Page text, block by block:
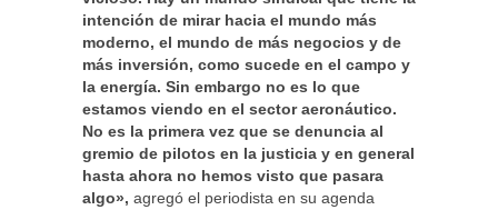
intención de mirar hacia el mundo más
moderno, el mundo de más negocios y de
más inversión, como sucede en el campo y
la energía. Sin embargo no es lo que
estamos viendo en el sector aeronáutico.
No es la primera vez que se denuncia al
gremio de pilotos en la justicia y en general
hasta ahora no hemos visto que pasara
algo», agregó el periodista en su agenda